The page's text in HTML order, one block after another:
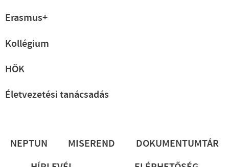
Erasmus+
Kollégium
HÖK
Életvezetési tanácsadás
Lábléc
NEPTUN MISEREND
DOKUMENTUMTÁR